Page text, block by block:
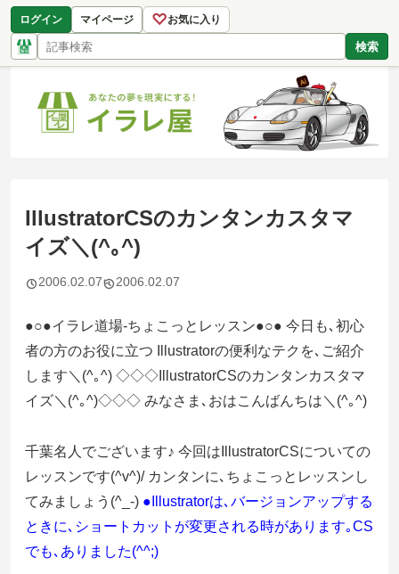
ログイン マイページ ♡お気に入り
検索
IllustratorCSのカンタンカスタマ
イズ＼(^｡^)
2006.02.07 2006.02.07
●○●イラレ道場-ちょこっとレッスン●○● 今日も､初心
者の方のお役に立つ Illustratorの便利なテクを､ご紹介
します＼(^｡^) ◇◇◇IllustratorCSのカンタンカスタマ
イズ＼(^｡^)◇◇◇ みなさま､おはこんばんちは＼(^｡^)
千葉名人でございます♪ 今回はIllustratorCSについての
レッスンです(^v^)/ カンタンに､ちょこっとレッスンし
てみましょう(^_-) ●Illustratorは､バージョンアップする
ときに､ショートカットが変更される時があります｡CS
でも､ありました(^^;)